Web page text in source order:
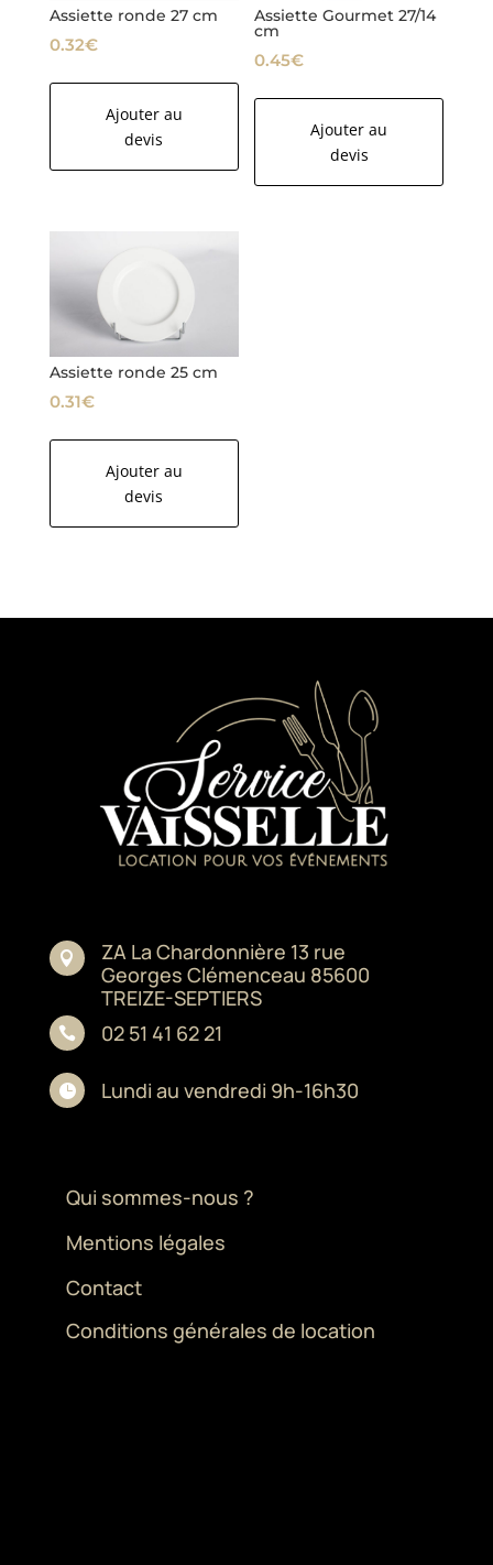
Assiette ronde 27 cm
0.32€
Ajouter au
devis
Assiette Gourmet 27/14
cm
0.45€
Ajouter au
devis
Assiette ronde 25 cm
0.31€
Ajouter au
devis

ZA La Chardonnière 13 rue
Georges Clémenceau 85600
TREIZE-SEPTIERS
 02 51 41 62 21
 Lundi au vendredi 9h-16h30
Qui sommes-nous ?
Mentions légales
Contact
Conditions générales de location